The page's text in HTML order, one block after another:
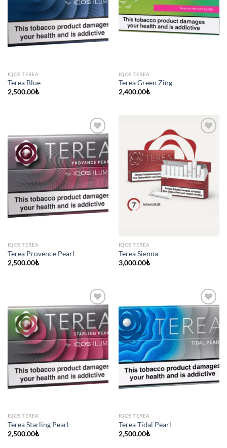
IQOS TEREA
Terea Blue
2,500.00₺
IQOS TEREA
Terea Green Zing
2,400.00₺
IQOS TEREA
Terea Provence Pearl
2,500.00₺
IQOS TEREA
Terea Sienna
3,000.00₺
IQOS TEREA
Terea Starling Pearl
2,500.00₺
IQOS TEREA
Terea Tidal Pearl
2,500.00₺